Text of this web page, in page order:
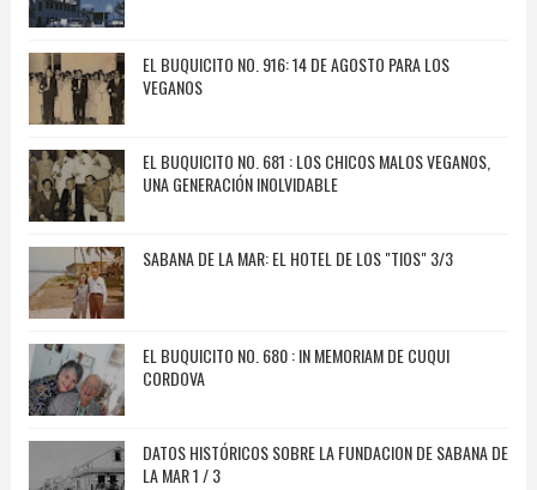
EL BUQUICITO NO. 916: 14 DE AGOSTO PARA LOS
VEGANOS
EL BUQUICITO NO. 681 : LOS CHICOS MALOS VEGANOS,
UNA GENERACIÓN INOLVIDABLE
SABANA DE LA MAR: EL HOTEL DE LOS "TIOS" 3/3
EL BUQUICITO NO. 680 : IN MEMORIAM DE CUQUI
CORDOVA
DATOS HISTÓRICOS SOBRE LA FUNDACION DE SABANA DE
LA MAR 1 / 3